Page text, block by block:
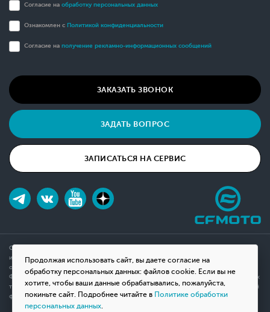
Продолжая использовать сайт, вы даете согласие на
обработку персональных данных: файлов cookie. Если вы не
хотите, чтобы ваши данные обрабатывались, пожалуйста,
покиньте сайт. Подробнее читайте в Политике обработки
персональных данных.
Согласие на обработку персональных данных
Ознакомлен с Политикой конфиденциальности
Согласие на получение рекламно-информационных сообщений
ЗАКАЗАТЬ ЗВОНОК
ЗАДАТЬ ВОПРОС
ЗАПИСАТЬСЯ НА СЕРВИС
Обращаем ваше внимание на то, что данный интернет-сайт носит исключительно
информационный характер и ни при каких условиях не является публичной офертой,
определяемой положениями Статьи 437(2) Гражданского кодекса Российской
Федерации. Для получения подробной информации о наличии и стоимости указанных
товаров, пожалуйста, обращайтесь к менеджерам компании с помощью специальной
формы связи на сайте или по телефону.